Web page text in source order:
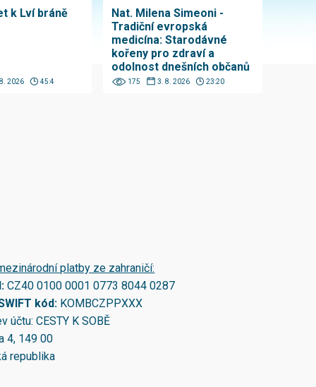
k Lví bráně
2026 45:4
Nat. Milena Simeoni -
Tradiční evropská
medicína: Starodávné
kořeny pro zdraví a
odolnost dnešních občanů
175 3. 8. 2026 23:20
platby ze zahraničí:
CZ40 0100 0001 0773 8044 0287
kód: KOMBCZPPXXX
účtu: CESTY K SOBĚ
4, 149 00
republika